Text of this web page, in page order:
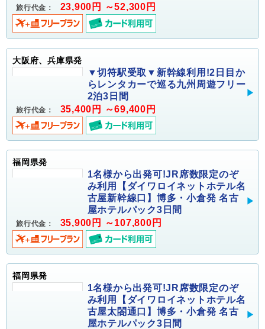
旅行代金： 23,900円 ～52,300円
大阪府、兵庫県発
▼切符駅受取▼新幹線利用!2日目か
らレンタカーで巡る九州周遊フリー
2泊3日間
旅行代金： 35,400円 ～69,400円
福岡県発
1名様から出発可!JR席数限定のぞ
み利用【ダイワロイネットホテル名
古屋新幹線口】博多・小倉発 名古
屋ホテルパック3日間
旅行代金： 35,900円 ～107,800円
福岡県発
1名様から出発可!JR席数限定のぞ
み利用【ダイワロイネットホテル名
古屋太閤通口】博多・小倉発 名古
屋ホテルパック3日間